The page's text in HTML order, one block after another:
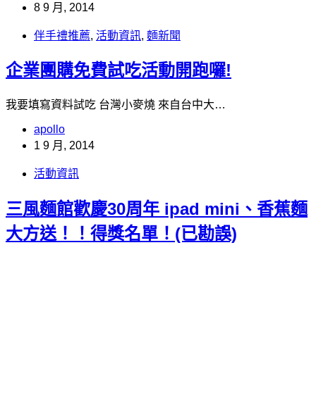
8 9 月, 2014
伴手禮推薦, 活動資訊, 麵新聞
企業團購免費試吃活動開跑囉!
我要填寫資料試吃 台灣小麥燒 來自台中大…
apollo
1 9 月, 2014
活動資訊
三風麵館歡慶30周年 ipad mini、香蕉麵
大方送！！得獎名單！(已勘誤)